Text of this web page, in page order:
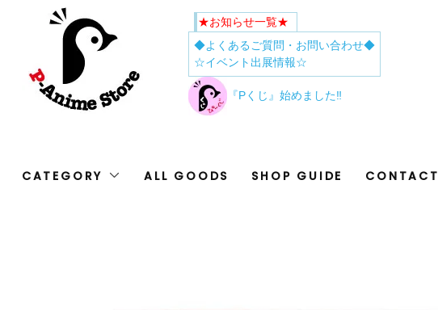
★お知らせ一覧★
◆よくあるご質問・お問い合わせ◆
☆イベント出展情報☆
『Pくじ』始めました‼
CATEGORY ALL GOODS SHOP GUIDE CONTACT